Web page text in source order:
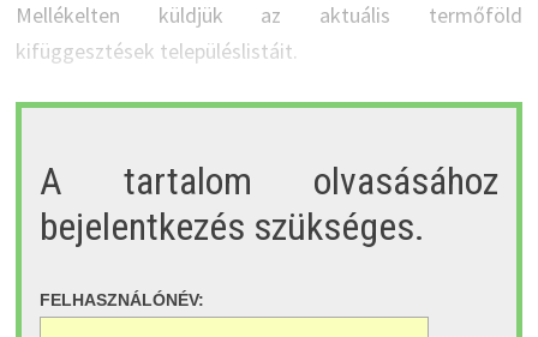
Mellékelten küldjük az aktuális termőföld
kifüggesztések településlistáit.
A tartalom olvasásához
bejelentkezés szükséges.
FELHASZNÁLÓNÉV: